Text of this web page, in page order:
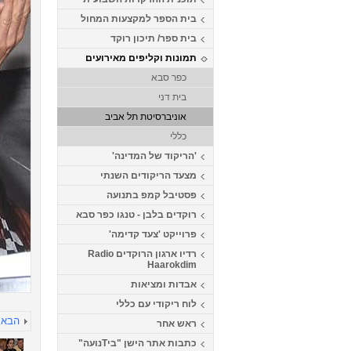
בית הספר למקצעות המחול
בית ספר/ תיכון רוקד
תמונות וקליפים מאירועים
כפר סבא
בית דני
אוניברסיטת תל אביב
כללי
'הריקוד של המדינה'
מצעד הריקודים השנתי
פסטיבל קמפ בתנועה
רוקדים בלבן - טנגו כפר סבא
פרוייקט 'צעד קדימה'
רדיו ארגון הרוקדים Radio
Haarokdim
אבדות ומציאות
לוח ריקודי עם כללי
ראש אחר
כתבות אתר הישן "ביTנועה"
הבא